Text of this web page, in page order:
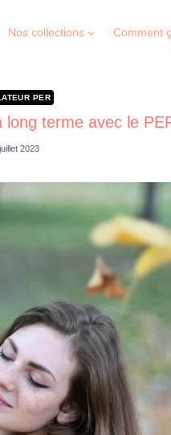
Nos collections Comment
PER
long terme avec le
2023